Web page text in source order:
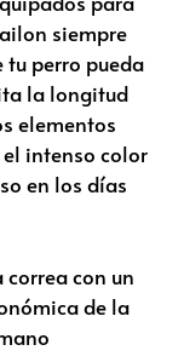
siempre
tu perro pueda
la longitud
elementos
intenso color
en los días
con un
de la